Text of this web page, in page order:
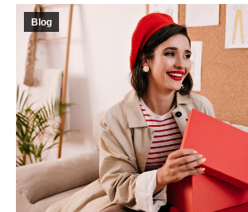
Blog